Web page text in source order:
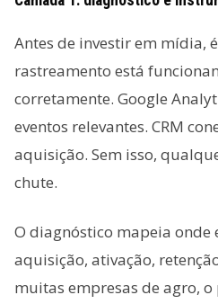
Antes de investir em mídia,
rastreamento está
corretamente. Google
eventos relevantes. CRM
aquisição. Sem isso,
chute.
O diagnóstico mapeia onde
aquisição, ativação,
muitas empresas de agro,